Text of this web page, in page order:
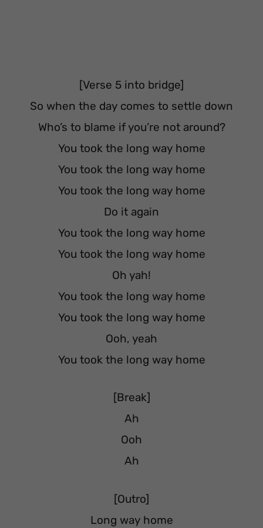
[Verse 5 into bridge]
So when the day comes to settle down
Who’s to blame if you’re not around?
You took the long way home
You took the long way home
You took the long way home
Do it again
You took the long way home
You took the long way home
Oh yah!
You took the long way home
You took the long way home
Ooh, yeah
You took the long way home
[Break]
Ah
Ooh
Ah
[Outro]
Long way home